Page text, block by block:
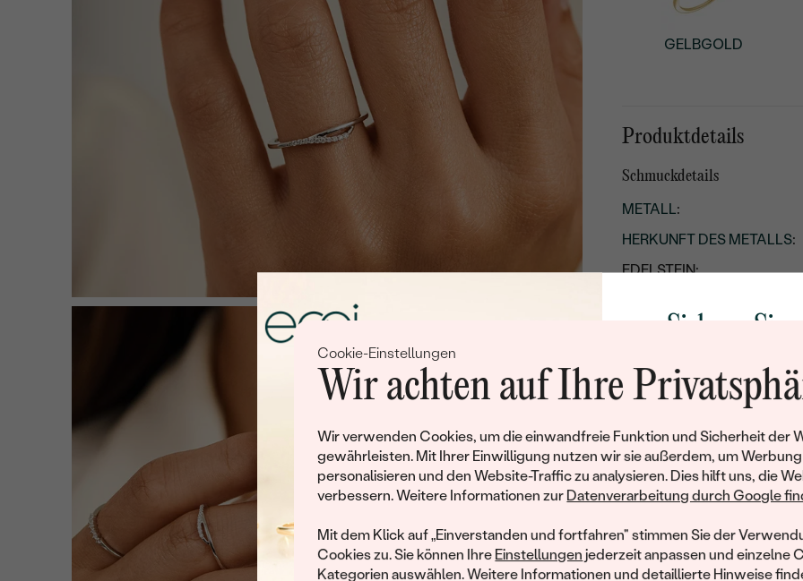
Cookie-Einstellungen
Wir achten auf Ihre
Wir verwenden Cookies, um die einwandfreie Funktion und Sicherheit der
gewährleisten. Mit Ihrer Einwilligung nutzen wir sie außerdem, um Werbung
personalisieren und den Website-Traffic zu analysieren. Dies hilft uns, die
verbessern. Weitere Informationen zur Datenverarbeitung durch Google
Mit dem Klick auf „Einverstanden und fortfahren" stimmen Sie der
Cookies zu. Sie können Ihre Einstellungen jederzeit anpassen und einzelne
Kategorien auswählen. Weitere Informationen und detaillierte Hinweise
GELBGOLD
Produktdetails
Schmuckdetails
METALL:
HERKUNFT DES METALLS:
EDELSTEIN:
METALLOBERFLÄCHE:
UNGEFÄHRES GEWICHT:
Details des eingesetzten
TYP:
ANZAHL:
Sichern Sie
Rabatt auf
Werden Sie Teil
und entdecken Sie die
gefertigten Schmucks
Ihren ersten